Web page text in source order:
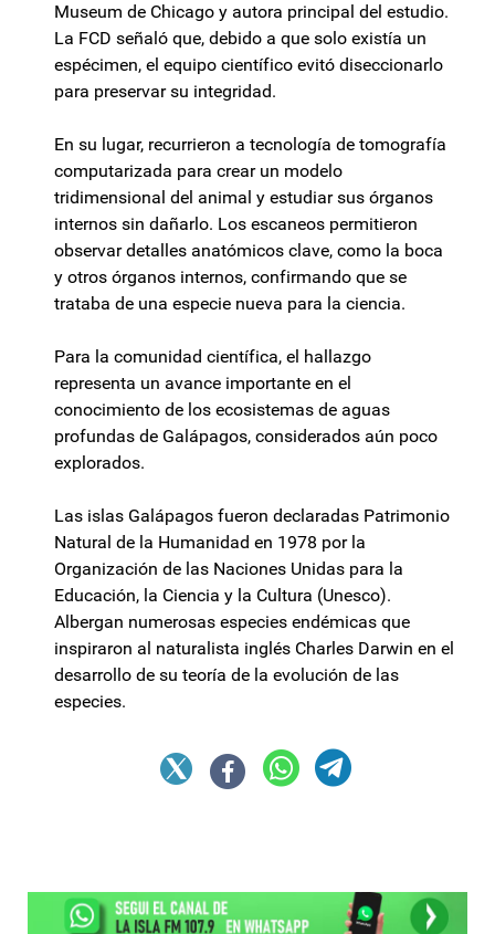
Museum de Chicago y autora principal del estudio.
La FCD señaló que, debido a que solo existía un
espécimen, el equipo científico evitó diseccionarlo
para preservar su integridad.
En su lugar, recurrieron a tecnología de tomografía
computarizada para crear un modelo
tridimensional del animal y estudiar sus órganos
internos sin dañarlo. Los escaneos permitieron
observar detalles anatómicos clave, como la boca
y otros órganos internos, confirmando que se
trataba de una especie nueva para la ciencia.
Para la comunidad científica, el hallazgo
representa un avance importante en el
conocimiento de los ecosistemas de aguas
profundas de Galápagos, considerados aún poco
explorados.
Las islas Galápagos fueron declaradas Patrimonio
Natural de la Humanidad en 1978 por la
Organización de las Naciones Unidas para la
Educación, la Ciencia y la Cultura (Unesco).
Albergan numerosas especies endémicas que
inspiraron al naturalista inglés Charles Darwin en el
desarrollo de su teoría de la evolución de las
especies.